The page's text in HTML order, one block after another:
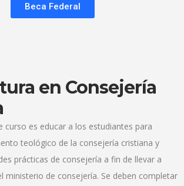
Beca Federal
en Consejería
curso es educar a los estudiantes para
teológico de la consejería cristiana y
prácticas de consejería a fin de llevar a
ministerio de consejería. Se deben completar